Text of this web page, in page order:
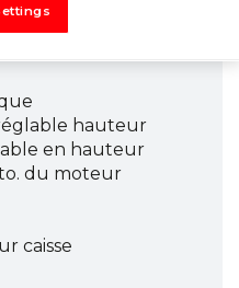
hauteur
en hauteur
du moteur
caisse